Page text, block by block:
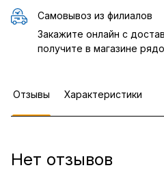
Самовывоз из филиалов
Закажите онлайн с
получите в магазине
Отзывы Характеристики
Нет отзывов